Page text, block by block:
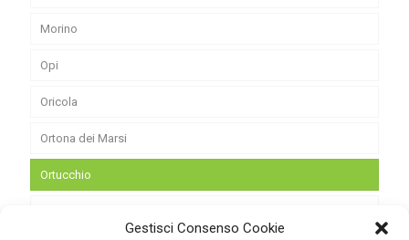
Gestisci Consenso Cookie
Morino
Opi
Oricola
Ortona dei Marsi
Ortucchio